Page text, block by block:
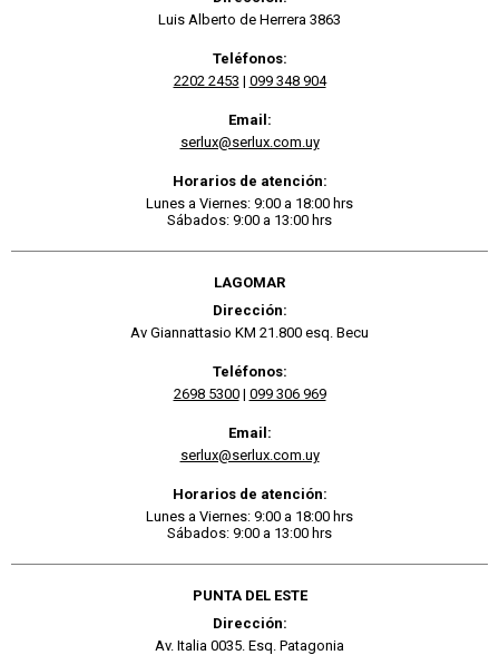
Luis Alberto de Herrera 3863
Teléfonos:
2202 2453 | 099 348 904
Email:
serlux@serlux.com.uy
Horarios de atención:
Lunes a Viernes: 9:00 a 18:00 hrs
Sábados: 9:00 a 13:00 hrs
LAGOMAR
Dirección:
Av Giannattasio KM 21.800 esq. Becu
Teléfonos:
2698 5300| 099 306 969
Email:
serlux@serlux.com.uy
Horarios de atención:
Lunes a Viernes: 9:00 a 18:00 hrs
Sábados: 9:00 a 13:00 hrs
PUNTA DEL ESTE
Dirección:
Av. Italia 0035. Esq. Patagonia